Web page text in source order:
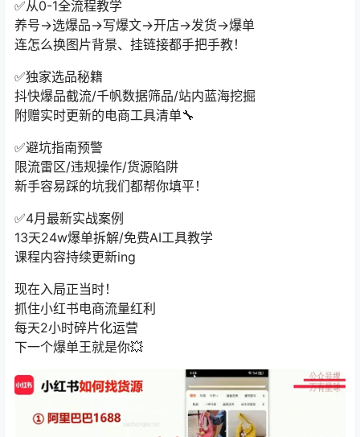
✅从0-1全流程教学
养号→选爆品→写爆文→开店→发货→爆单
连怎么换图片背景、挂链接都手把手教！
✅独家选品秘籍
抖快爆品截流/千帆数据筛品/站内蓝海挖掘
附赠实时更新的电商工具清单🔧
✅避坑指南预警
限流雷区/违规操作/货源陷阱
新手容易踩的坑我们都帮你填平！
✅4月最新实战案例
13天24w爆单拆解/免费AI工具教学
课程内容持续更新ing
现在入局正当时！
抓住小红书电商流量红利
每天2小时碎片化运营
下一个爆单王就是你💥